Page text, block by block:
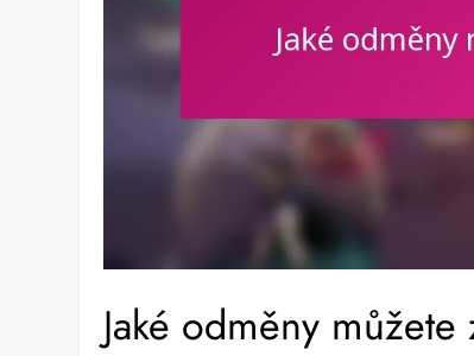
Jaké odměny